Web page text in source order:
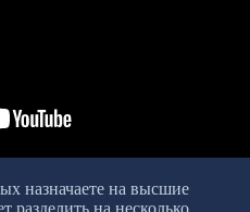
назначаете на высшие